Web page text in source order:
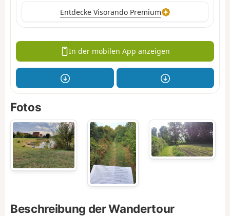
Entdecke Visorando Premium
In der mobilen App anzeigen
Fotos
Beschreibung der Wandertour